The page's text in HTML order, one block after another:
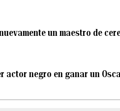
un maestro de
actor negro en ganar un